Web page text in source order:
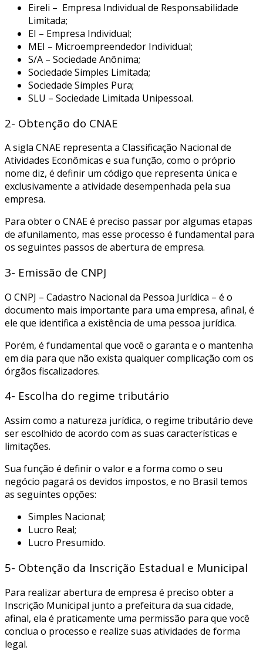
Eireli – Empresa Individual de Responsabilidade
Limitada;
EI – Empresa Individual;
MEI – Microempreendedor Individual;
S/A – Sociedade Anônima;
Sociedade Simples Limitada;
Sociedade Simples Pura;
SLU – Sociedade Limitada Unipessoal.
2- Obtenção do CNAE
A sigla CNAE representa a Classificação Nacional de
Atividades Econômicas e sua função, como o próprio
nome diz, é definir um código que representa única e
exclusivamente a atividade desempenhada pela sua
empresa.
Para obter o CNAE é preciso passar por algumas etapas
de afunilamento, mas esse processo é fundamental para
os seguintes passos de abertura de empresa.
3- Emissão de CNPJ
O CNPJ – Cadastro Nacional da Pessoa Jurídica – é o
documento mais importante para uma empresa, afinal, é
ele que identifica a existência de uma pessoa jurídica.
Porém, é fundamental que você o garanta e o mantenha
em dia para que não exista qualquer complicação com os
órgãos fiscalizadores.
4- Escolha do regime tributário
Assim como a natureza jurídica, o regime tributário deve
ser escolhido de acordo com as suas características e
limitações.
Sua função é definir o valor e a forma como o seu
negócio pagará os devidos impostos, e no Brasil temos
as seguintes opções:
Simples Nacional;
Lucro Real;
Lucro Presumido.
5- Obtenção da Inscrição Estadual e Municipal
Para realizar abertura de empresa é preciso obter a
Inscrição Municipal junto a prefeitura da sua cidade,
afinal, ela é praticamente uma permissão para que você
conclua o processo e realize suas atividades de forma
legal.